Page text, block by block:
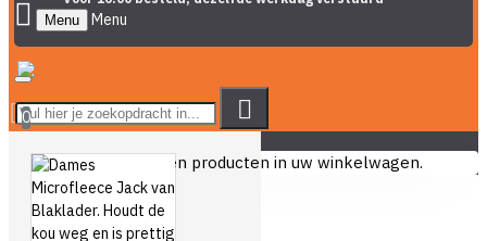
Menu
0
U heeft nog geen producten in uw winkelwagen.